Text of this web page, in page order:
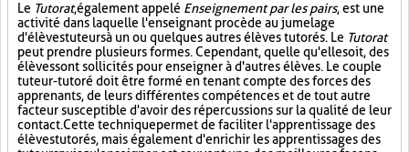
Le Tutorat, également appelé Enseignement par les pairs, est une
activité dans laquelle l'enseignant procède au jumelage
d'élèves tuteurs à un ou quelques autres élèves tutorés. Le Tutorat
peut prendre plusieurs formes. Cependant, quelle qu'elle soit, des
élèves sont sollicités pour enseigner à d'autres élèves. Le couple
tuteur-tutoré doit être formé en tenant compte des forces des
apprenants, de leurs différentes compétences et de tout autre
facteur susceptible d'avoir des répercussions sur la qualité de leur
contact. Cette technique permet de faciliter l'apprentissage des
élèves tutorés, mais également d'enrichir les apprentissages des